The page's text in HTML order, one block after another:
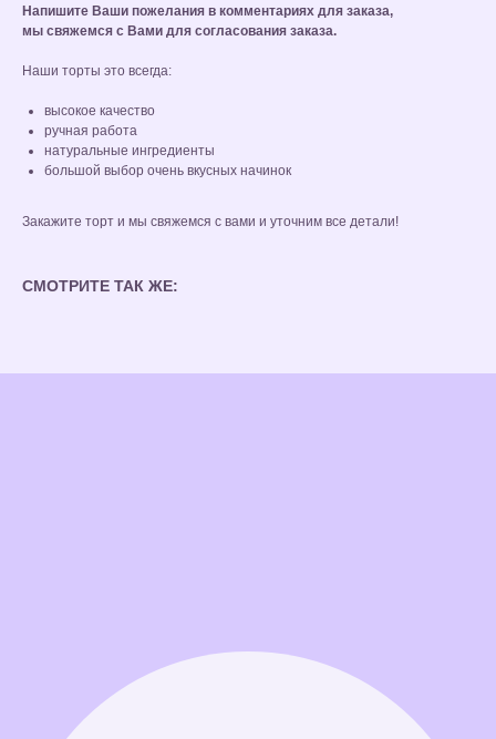
Напишите Ваши пожелания в комментариях для заказа,
мы свяжемся с Вами для согласования заказа.
Наши торты это всегда:
высокое качество
ручная работа
натуральные ингредиенты
большой выбор очень вкусных начинок
Закажите торт и мы свяжемся с вами и уточним все детали!
СМОТРИТЕ ТАК ЖЕ: